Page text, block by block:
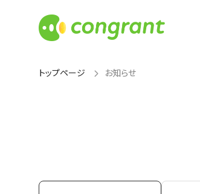
トップページ お知らせ